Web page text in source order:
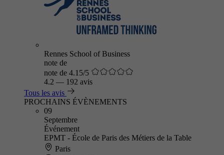
Rennes School of Business
note de
note de 4.15/5
4.2 — 192 avis
Tous les avis
PROCHAINS ÉVÈNEMENTS
09
Septembre
Événement
EPMT - École de Paris des Métiers de la Table
Paris